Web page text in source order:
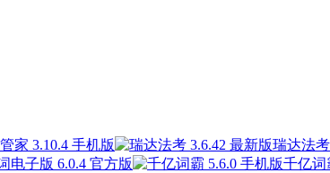
家 3.10.4 手机版 瑞达法
电子版 6.0.4 官方版 千亿词